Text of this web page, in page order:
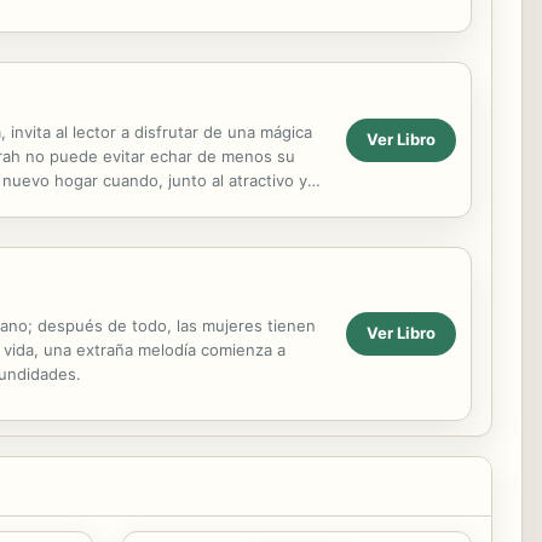
invita al lector a disfrutar de una mágica
no puede evitar echar de menos su
hogar cuando, junto al atractivo y
Ver Libro
después de todo, las mujeres tienen
una extraña melodía comienza a
Ver Libro